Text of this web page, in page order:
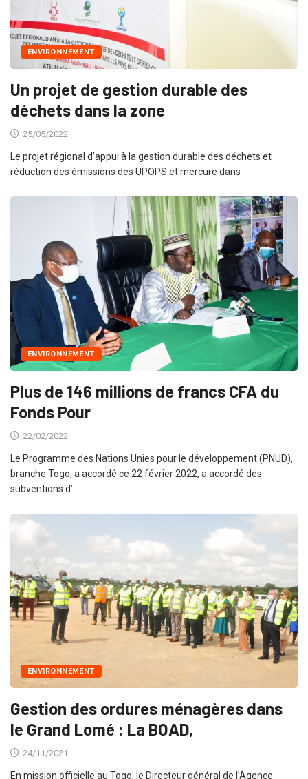
ENVIRONNEMENT
Un projet de gestion durable des
déchets dans la zone
25/05/2022
Le projet régional d’appui à la gestion durable des déchets et
réduction des émissions des UPOPS et mercure dans
ENVIRONNEMENT
Plus de 146 millions de francs CFA du
Fonds Pour
22/02/2022
Le Programme des Nations Unies pour le développement (PNUD),
branche Togo, a accordé ce 22 février 2022, a accordé des
subventions d’
ENVIRONNEMENT
Gestion des ordures ménagères dans
le Grand Lomé : La BOAD,
24/11/2021
En mission officielle au Togo, le Directeur général de l’Agence